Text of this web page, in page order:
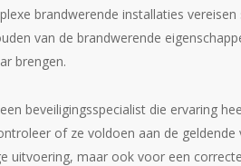
brandwerende installaties
van de brandwerende
brengen.
beveiligingsspecialist die ervaring
of ze voldoen aan de
uitvoering, maar ook voor een